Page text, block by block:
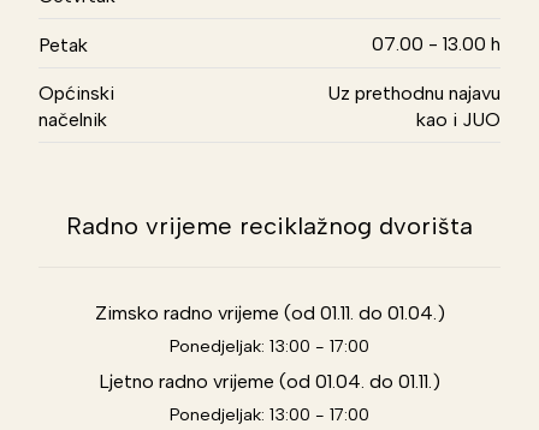
Petak 07.00 - 13.00 h
Općinski
načelnik
Uz prethodnu najavu
kao i JUO
Radno vrijeme reciklažnog dvorišta
Zimsko radno vrijeme (od 01.11. do 01.04.)
Ponedjeljak: 13:00 - 17:00
Ljetno radno vrijeme (od 01.04. do 01.11.)
Ponedjeljak: 13:00 - 17:00